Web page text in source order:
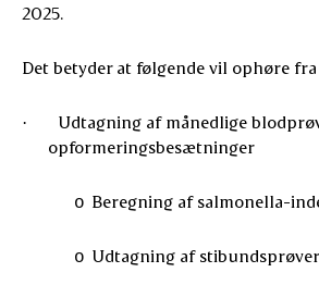
2025.
Det betyder at følgende vil ophøre
· Udtagning af månedlige
opformeringsbesætninger
o Beregning af salmonella-
o Udtagning af stibundsprøver